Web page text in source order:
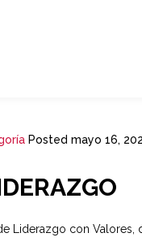
Posted mayo 16,
Liderazgo con Valores,